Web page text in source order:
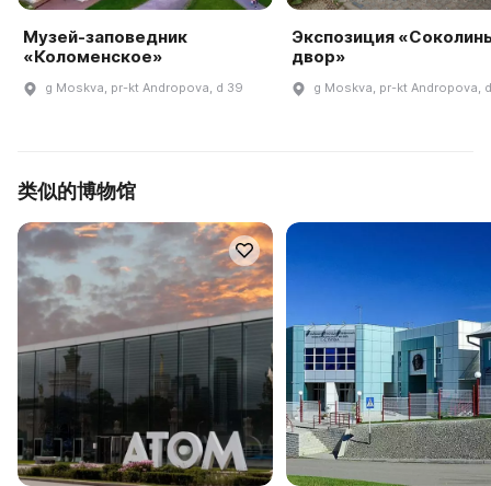
Музей-заповедник
«Коломенское»
g Moskva, pr-kt Andropova, d 39
Экспозиция
двор»
g Moskva, pr-kt Andropova,
类似的博物馆